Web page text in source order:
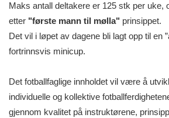
Maks antall deltakere er 125 stk per uke,
etter "første mann til mølla" prinsippet.
Det vil i løpet av dagene bli lagt opp til en
fortrinnsvis minicup.
Det fotballfaglige innholdet vil være å
individuelle og kollektive
gjennom kvalitet på instruktørene,